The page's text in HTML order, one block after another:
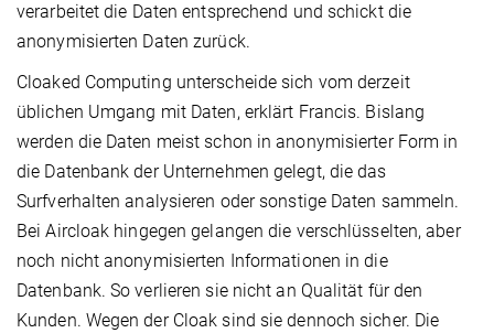
verarbeitet die Daten entsprechend und schickt die
anonymisierten Daten zurück.
Cloaked Computing unterscheide sich vom derzeit
üblichen Umgang mit Daten, erklärt Francis. Bislang
werden die Daten meist schon in anonymisierter Form in
die Datenbank der Unternehmen gelegt, die das
Surfverhalten analysieren oder sonstige Daten sammeln.
Bei Aircloak hingegen gelangen die verschlüsselten, aber
noch nicht anonymisierten Informationen in die
Datenbank. So verlieren sie nicht an Qualität für den
Kunden. Wegen der Cloak sind sie dennoch sicher. Die